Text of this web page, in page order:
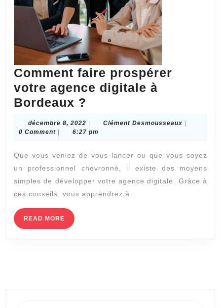
Comment faire prospérer
votre agence digitale à
Bordeaux ?
faire
prospérer
agence
digitale
à
décembre 8, 2022 décembre
8,
Clément Desmousseaux Clément
0 Comment
6:27 pm
Que vous veniez de vous lancer ou que vous soyez
un professionnel chevronné, il existe des moyens
simples de développer votre agence digitale. Grâce à
ces conseils, vous apprendrez à
READ MORE READ
MORE